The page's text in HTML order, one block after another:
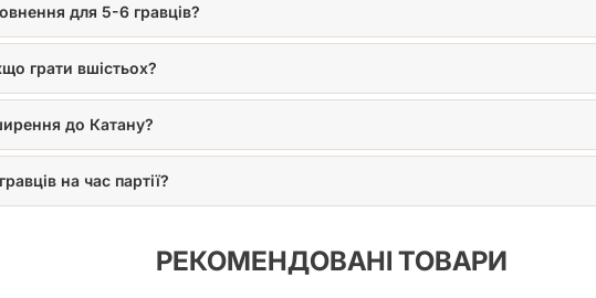
для 5-6 гравців?
грати вшістьох?
до Катану?
на час партії?
РЕКОМЕНДОВАНІ ТОВАРИ